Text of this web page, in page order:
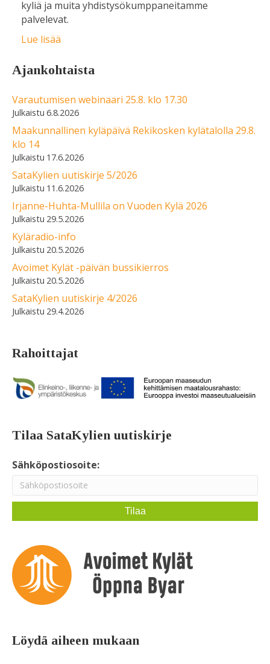
kyliä ja muita yhdistysökumppaneitamme
palvelevat.
Lue lisää
Ajankohtaista
Varautumisen webinaari 25.8. klo 17.30
6.8.2026
Maakunnallinen kyläpäivä Rekikosken kylätalolla 29.8.
klo 14
17.6.2026
SataKylien uutiskirje 5/2026
11.6.2026
Irjanne-Huhta-Mullila on Vuoden Kylä 2026
29.5.2026
Kyläradio-info
20.5.2026
Avoimet Kylät -päivän bussikierros
20.5.2026
SataKylien uutiskirje 4/2026
29.4.2026
Rahoittajat
Tilaa SataKylien uutiskirje
Sähköpostiosoite:
Löydä aiheen mukaan